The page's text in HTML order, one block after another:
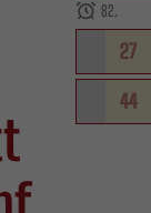
82.
27
44